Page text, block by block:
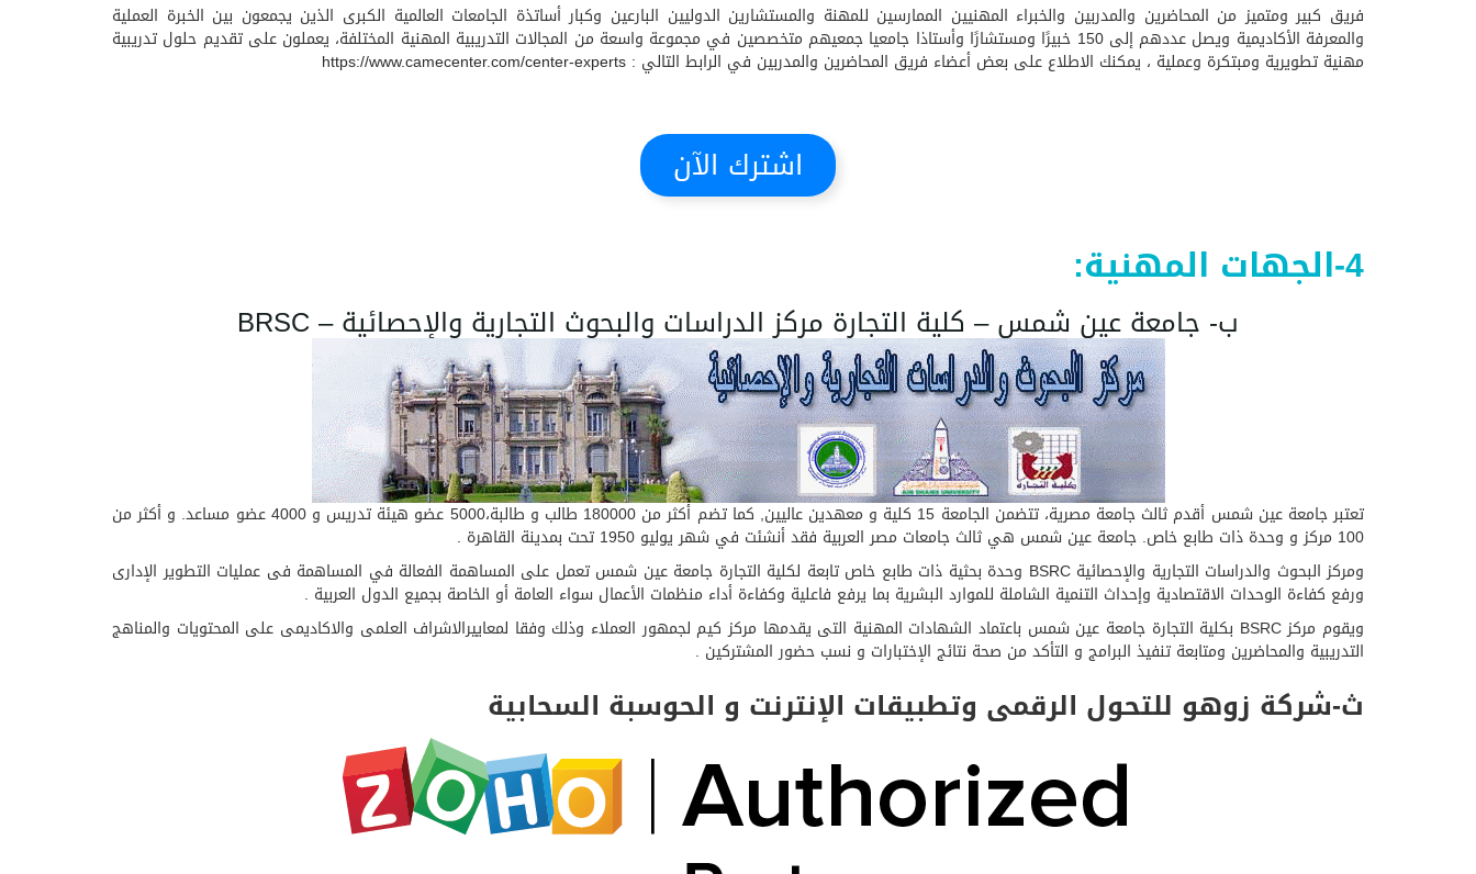
فريق كبير ومتميز من المحاضرين والمدربين والخبراء المهنيين الممارسين للمهنة والمستشارين الدوليين البارعين وكبار أساتذة الجامعات العالمية الكبرى الذين يجمعون بين الخبرة العملية
والمعرفة الأكاديمية ويصل عددهم إلى 150 خبيرًا ومستشارًا وأستاذا جامعيا جمعيهم متخصصين في مجموعة واسعة من المجالات التدريبية المهنية المختلفة، يعملون على تقديم حلول تدريبية
مهنية تطويرية ومبتكرة وعملية ، يمكنك الاطلاع على بعض أعضاء فريق المحاضرين والمدربين في الرابط التالي : https://www.camecenter.com/center-experts
اشترك الآن
4-الجهات المهنية:
ب- جامعة عين شمس – كلية التجارة مركز الدراسات والبحوث التجارية والإحصائية – BRSC
تعتبر جامعة عين شمس أقدم ثالث جامعة مصرية، تتضمن الجامعة 15 كلية و معهدين عاليين, كما تضم أكثر من 180000 طالب و طالبة،5000 عضو هيئة تدريس و 4000 عضو مساعد. و أكثر من
100 مركز و وحدة ذات طابع خاص. جامعة عين شمس هي ثالث جامعات مصر العربية فقد أنشئت في شهر يوليو 1950 تحت بمدينة القاهرة .
ومركز البحوث والدراسات التجارية والإحصائية BSRC وحدة بحثية ذات طابع خاص تابعة لكلية التجارة جامعة عين شمس تعمل على المساهمة الفعالة في المساهمة فى عمليات التطوير الإدارى
ورفع كفاءة الوحدات الاقتصادية وإحداث التنمية الشاملة للموارد البشرية بما يرفع فاعلية وكفاءة أداء منظمات الأعمال سواء العامة أو الخاصة بجميع الدول العربية .
ويقوم مركز BSRC بكلية التجارة جامعة عين شمس باعتماد الشهادات المهنية التى يقدمها مركز كيم لجمهور العملاء وذلك وفقا لمعاييرالاشراف العلمى والاكاديمى على المحتويات والمناهج
التدريبية والمحاضرين ومتابعة تنفيذ البرامج و التأكد من صحة نتائج الإختبارات و نسب حضور المشتركين .
ث-شركة زوهو للتحول الرقمى وتطبيقات الإنترنت و الحوسبة السحابية